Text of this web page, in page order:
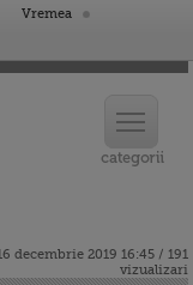
Vremea
decembrie 2019 16:45 / 191
vizualizari